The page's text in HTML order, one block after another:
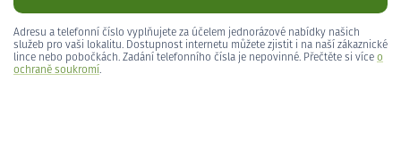
Adresu a telefonní číslo vyplňujete za účelem jednorázové nabídky našich
služeb pro vaši lokalitu. Dostupnost internetu můžete zjistit i na naší zákaznické
lince nebo pobočkách. Zadání telefonního čísla je nepovinné. Přečtěte si více o
ochraně soukromí.